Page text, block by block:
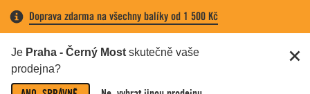
Doprava zdarma na všechny balíky od 1 500 Kč
Je Praha - Černý Most skutečně vaše
prodejna?